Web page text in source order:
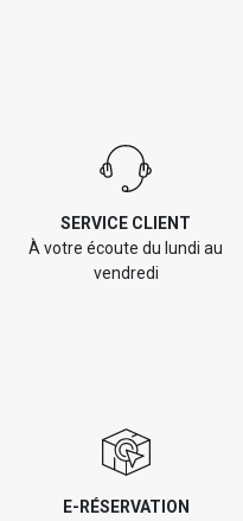
SERVICE CLIENT
À votre écoute du lundi au
vendredi
E-RÉSERVATION